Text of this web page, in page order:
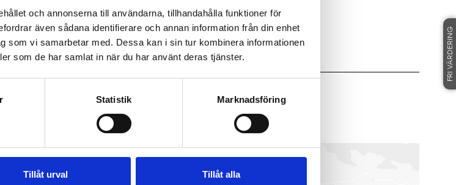
och annonserna till användarna, tillhandahålla funktioner för
även sådana identifierare och annan information från din enhet
som vi samarbetar med. Dessa kan i sin tur kombinera informationen
som de har samlat in när du har använt deras tjänster.
Statistik Marknadsföring
Tillåt urval Tillåt alla
SE FAKTA
SUNNEBOVÄGEN 40A ÅTVIDABERG
FRI VÄRDERING